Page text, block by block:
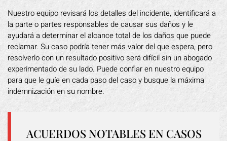
Nuestro equipo revisará los detalles del incidente, identificará a
la parte o partes responsables de causar sus daños y le
ayudará a determinar el alcance total de los daños que puede
reclamar. Su caso podría tener más valor del que espera, pero
resolverlo con un resultado positivo será difícil sin un abogado
experimentado de su lado. Puede confiar en nuestro equipo
para que le guíe en cada paso del caso y busque la máxima
indemnización en su nombre.
ACUERDOS NOTABLES EN CASOS